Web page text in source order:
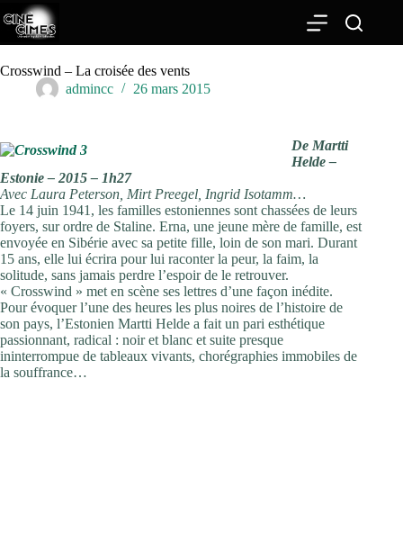
Passer
au
contenu
Crosswind – La croisée des vents
admincc
26 mars 2015
De Martti
Helde –
Estonie – 2015 – 1h27
Avec Laura Peterson, Mirt Preegel, Ingrid Isotamm…
Le 14 juin 1941, les familles estoniennes sont chassées de leurs
foyers, sur ordre de Staline. Erna, une jeune mère de famille, est
envoyée en Sibérie avec sa petite fille, loin de son mari. Durant
15 ans, elle lui écrira pour lui raconter la peur, la faim, la
solitude, sans jamais perdre l’espoir de le retrouver.
« Crosswind » met en scène ses lettres d’une façon inédite.
Pour évoquer l’une des heures les plus noires de l’histoire de
son pays, l’Estonien Martti Helde a fait un pari esthétique
passionnant, radical : noir et blanc et suite presque
ininterrompue de tableaux vivants, chorégraphies immobiles de
la souffrance…